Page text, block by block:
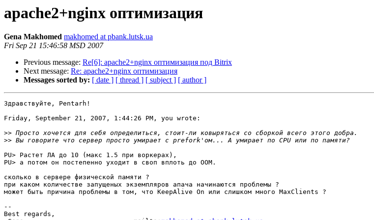
apache2+nginx оптимизация
Gena Makhomed makhomed at pbank.lutsk.ua
Fri Sep 21 15:46:58 MSD 2007
Previous message: Re[6]: apache2+nginx оптимизация под Bitrix
Next message: Re: apache2+nginx оптимизация
Messages sorted by: [ date ] [ thread ] [ subject ] [ author ]
Здравствуйте, Pentarh!
Friday, September 21, 2007, 1:44:26 PM, you wrote:
>>
>>
PU> Растет ЛА до 10 (макс 1.5 при воркерах),
PU> а потом он постепенно уходит в своп вплоть до ООМ.
сколько в сервере физической памяти ?
при каком количестве запущеных экземпляров апача начинаются проблемы ?
может быть причина проблемы в том, что KeepAlive On или слишком много MaxClients ?
--
Best regards,